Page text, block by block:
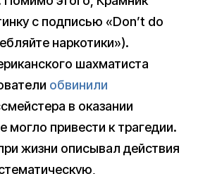
с подписью «Don’t do
наркотики»).
шахматиста
обвинили
в оказании
могло привести к трагедии.
жизни описывал действия